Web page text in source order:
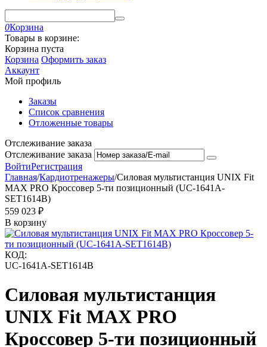
0Корзина
Товары в корзине:
Корзина пуста
Корзина Оформить заказ
Аккаунт
Мой профиль
Заказы
Список сравнения
Отложенные товары
Отслеживание заказа
Отслеживание заказа
ВойтиРегистрация
Главная/Кардиотренажеры/Силовая мультистанция UNIX Fit
MAX PRO Кроссовер 5-ти позиционный (UC-1641A-
SET1614B)
559 023 ₽
В корзину
КОД:
UC-1641A-SET1614B
Силовая мультистанция
UNIX Fit MAX PRO
Кроссовер 5-ти позиционный